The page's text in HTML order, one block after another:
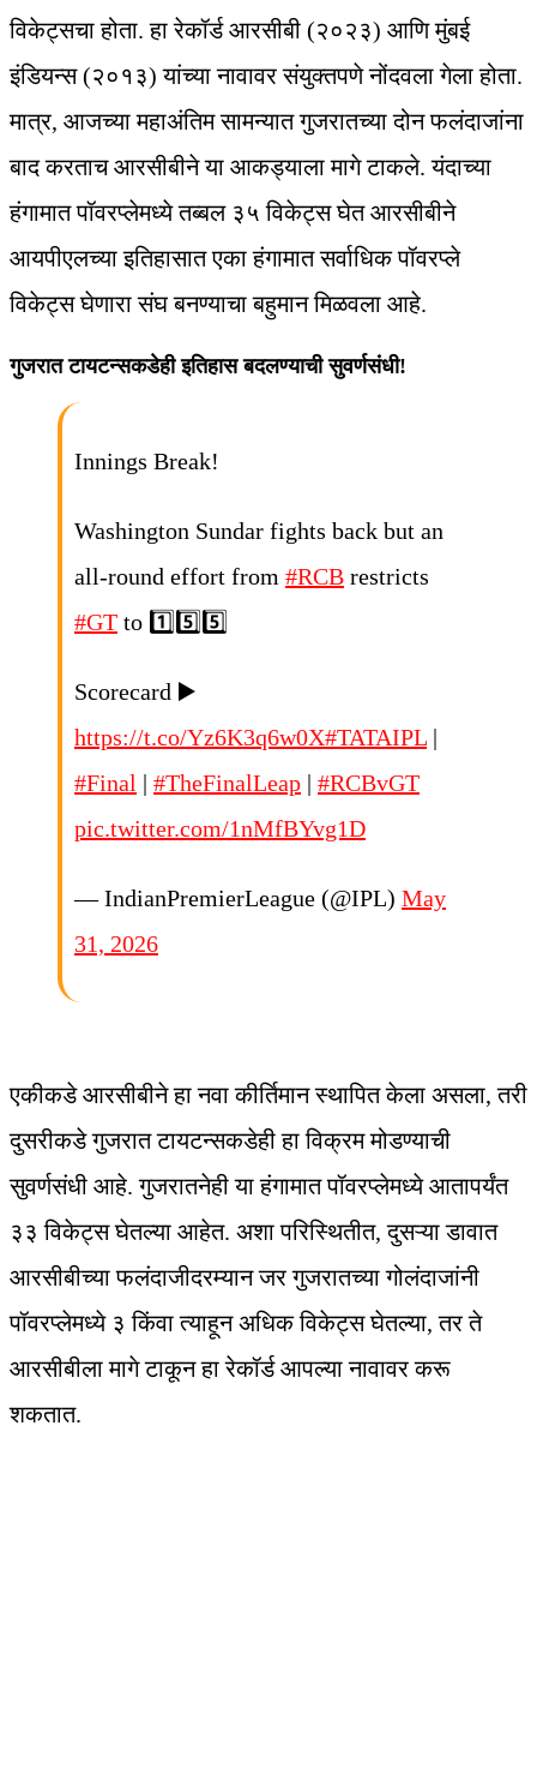
विकेट्सचा होता. हा रेकॉर्ड आरसीबी (२०२३) आणि मुंबई
इंडियन्स (२०१३) यांच्या नावावर संयुक्तपणे नोंदवला गेला होता.
मात्र, आजच्या महाअंतिम सामन्यात गुजरातच्या दोन फलंदाजांना
बाद करताच आरसीबीने या आकड्याला मागे टाकले. यंदाच्या
हंगामात पॉवरप्लेमध्ये तब्बल ३५ विकेट्स घेत आरसीबीने
आयपीएलच्या इतिहासात एका हंगामात सर्वाधिक पॉवरप्ले
विकेट्स घेणारा संघ बनण्याचा बहुमान मिळवला आहे.
गुजरात टायटन्सकडेही इतिहास बदलण्याची सुवर्णसंधी!
Innings Break!
Washington Sundar fights back but an
all-round effort from #RCB restricts
#GT to 1️⃣5️⃣5️⃣
Scorecard ▶️
https://t.co/Yz6K3q6w0X#TATAIPL |
#Final | #TheFinalLeap | #RCBvGT
pic.twitter.com/1nMfBYvg1D
— IndianPremierLeague (@IPL) May
31, 2026
एकीकडे आरसीबीने हा नवा कीर्तिमान स्थापित केला असला, तरी
दुसरीकडे गुजरात टायटन्सकडेही हा विक्रम मोडण्याची
सुवर्णसंधी आहे. गुजरातनेही या हंगामात पॉवरप्लेमध्ये आतापर्यंत
३३ विकेट्स घेतल्या आहेत. अशा परिस्थितीत, दुसऱ्या डावात
आरसीबीच्या फलंदाजीदरम्यान जर गुजरातच्या गोलंदाजांनी
पॉवरप्लेमध्ये ३ किंवा त्याहून अधिक विकेट्स घेतल्या, तर ते
आरसीबीला मागे टाकून हा रेकॉर्ड आपल्या नावावर करू
शकतात.